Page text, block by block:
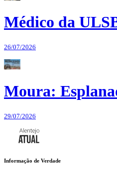
Médico da
26/07/2026
Moura:
29/07/2026
Informação de Verdade